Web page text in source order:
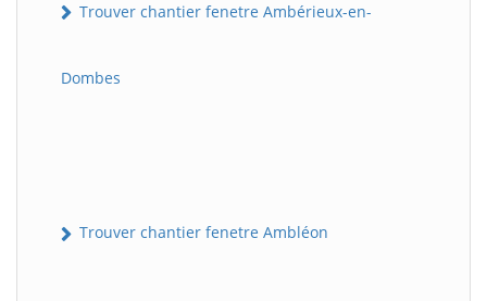
Trouver chantier fenetre Ambérieux-en-
Dombes
Trouver chantier fenetre Ambléon